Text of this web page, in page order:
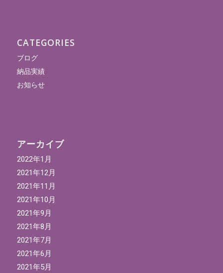
CATEGORIES
ブログ
納品実績
お知らせ
アーカイブ
2022年1月
2021年12月
2021年11月
2021年10月
2021年9月
2021年8月
2021年7月
2021年6月
2021年5月